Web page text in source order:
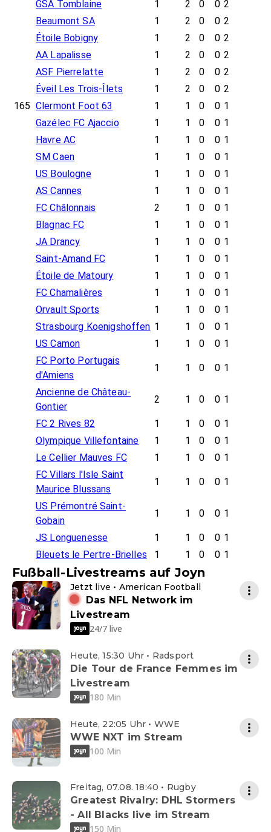
GSA Tomblaine 1 2 0 0 2
Beaumont SA
1 2 0 0 2
Étoile Bobigny
1 2 0 0 2
AA Lapalisse
1 2 0 0 2
ASF Pierrelatte
1 2 0 0 2
Éveil Les Trois-Îlets
1 2 0 0 2
165 Clermont Foot 63 1 1 0 0 1
Gazélec FC Ajaccio
1 1 0 0 1
Havre AC
1 1 0 0 1
SM Caen
1 1 0 0 1
US Boulogne
1 1 0 0 1
AS Cannes
1 1 0 0 1
FC Châlonnais
2 1 0 0 1
Blagnac FC
1 1 0 0 1
JA Drancy
1 1 0 0 1
Saint-Amand FC
1 1 0 0 1
Étoile de Matoury
1 1 0 0 1
FC Chamalières
1 1 0 0 1
Orvault Sports
1 1 0 0 1
Strasbourg Koenigshoffen 1 1 0 0 1
US Camon
1 1 0 0 1
FC Porto Portugais
d'Amiens
1 1 0 0 1
Ancienne de Château-
Gontier
2 1 0 0 1
FC 2 Rives 82 1 1 0 0 1
Olympique Villefontaine
1 1 0 0 1
Le Cellier Mauves FC
1 1 0 0 1
FC Villars l'Isle Saint
Maurice Blussans
1 1 0 0 1
US Prémontré Saint-
Gobain
1 1 0 0 1
JS Longuenesse 1 1 0 0 1
Bleuets le Pertre-Brielles
1 1 0 0 1
Fußball-Livestreams auf Joyn
Jetzt live • American Football
Das NFL Network im
Livestream
24/7 live
Heute, 15:30 Uhr • Radsport
Die Tour de France Femmes im
Livestream
180 Min
Heute, 22:05 Uhr • WWE
WWE NXT im Stream
100 Min
Freitag, 07.08. 18:40 • Rugby
Greatest Rivalry: DHL Stormers
- All Blacks live im Stream
150 Min